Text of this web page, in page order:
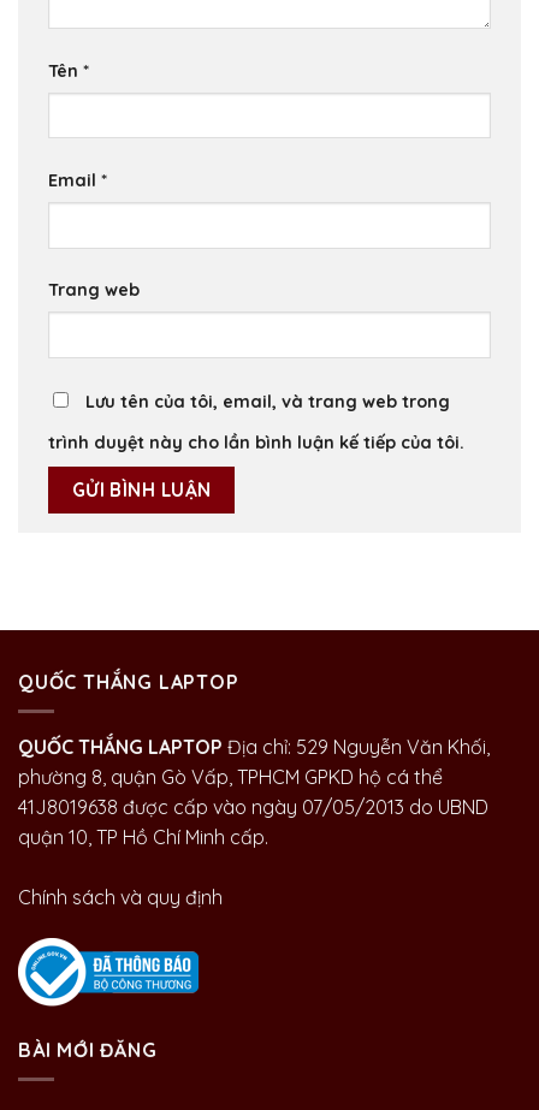
Tên *
Email *
Trang web
Lưu tên của tôi, email, và trang web trong
trình duyệt này cho lần bình luận kế tiếp của tôi.
QUỐC THẮNG LAPTOP
QUỐC THẮNG LAPTOP Địa chỉ: 529 Nguyễn Văn Khối,
phường 8, quận Gò Vấp, TPHCM GPKD hộ cá thể
41J8019638 được cấp vào ngày 07/05/2013 do UBND
quận 10, TP Hồ Chí Minh cấp.
Chính sách và quy định
BÀI MỚI ĐĂNG